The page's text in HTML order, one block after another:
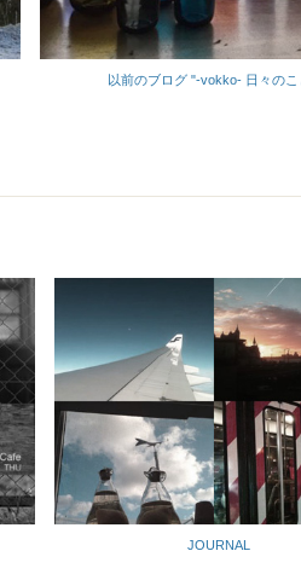
以前のブログ "-vokko- 日々のこ
JOURNAL